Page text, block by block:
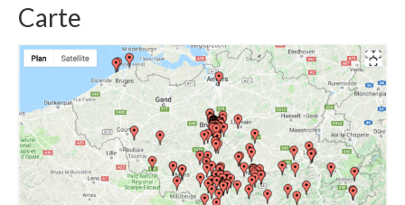
Carte